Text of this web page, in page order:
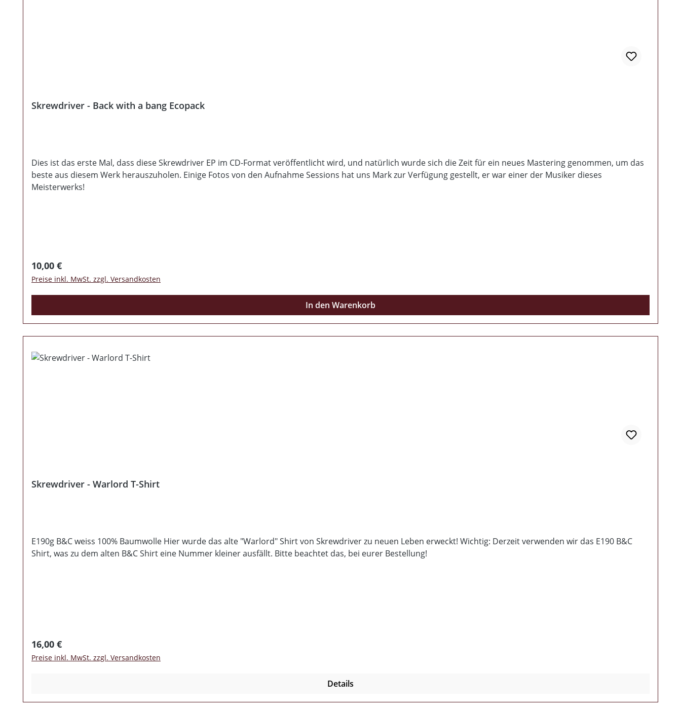
Skrewdriver - Back with a bang Ecopack
Dies ist das erste Mal, dass diese Skrewdriver EP im CD-Format veröffentlicht wird, und natürlich wurde sich die Zeit für ein neues Mastering genommen, um das
beste aus diesem Werk herauszuholen. Einige Fotos von den Aufnahme Sessions hat uns Mark zur Verfügung gestellt, er war einer der Musiker dieses
Meisterwerks!
Regulärer Preis:
10,00 €
Preise inkl. MwSt. zzgl. Versandkosten
In den Warenkorb
Skrewdriver - Warlord T-Shirt
E190g B&C weiss 100% Baumwolle Hier wurde das alte "Warlord" Shirt von Skrewdriver zu neuen Leben erweckt! Wichtig: Derzeit verwenden wir das E190 B&C
Shirt, was zu dem alten B&C Shirt eine Nummer kleiner ausfällt. Bitte beachtet das, bei eurer Bestellung!
Regulärer Preis:
16,00 €
Preise inkl. MwSt. zzgl. Versandkosten
Details